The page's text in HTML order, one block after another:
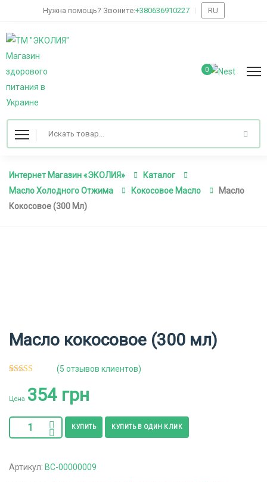
Нужна помощь? Звоните:+380636910227 RU
0
Интернет Магазин «ЭКОЛИЯ»
Каталог
Масло Холодного Отжима
Кокосовое Масло
Масло
Кокосовое (300 Мл)
Масло кокосовое (300 мл)
из 5 на
основе
пользователей
(5 отзывов клиентов)
Цена 354 грн
КУПИТЬ КУПИТЬ В ОДИН КЛИК
Артикул: ВС-00000009